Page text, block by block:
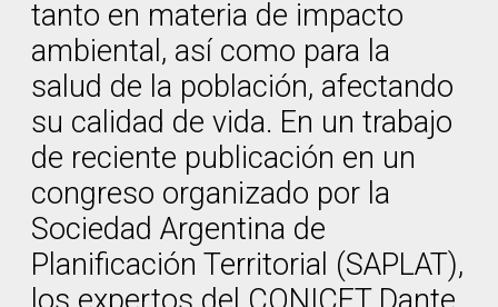
tanto en materia de impacto
ambiental, así como para la
salud de la población, afectando
su calidad de vida. En un trabajo
de reciente publicación en un
congreso organizado por la
Sociedad Argentina de
Planificación Territorial (SAPLAT),